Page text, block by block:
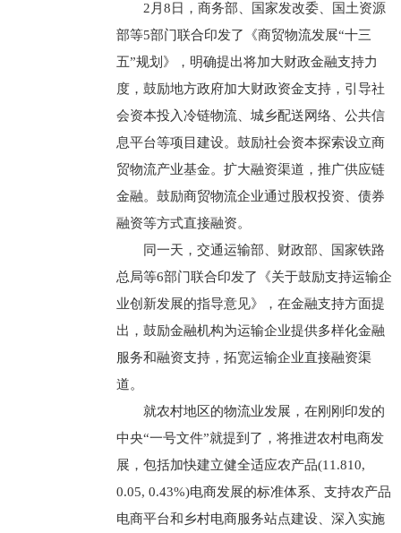
2月8日，商务部、国家发改委、国土资源
部等5部门联合印发了《商贸物流发展“十三
五”规划》，明确提出将加大财政金融支持力
度，鼓励地方政府加大财政资金支持，引导社
会资本投入冷链物流、城乡配送网络、公共信
息平台等项目建设。鼓励社会资本探索设立商
贸物流产业基金。扩大融资渠道，推广供应链
金融。鼓励商贸物流企业通过股权投资、债券
融资等方式直接融资。
同一天，交通运输部、财政部、国家铁路
总局等6部门联合印发了《关于鼓励支持运输企
业创新发展的指导意见》，在金融支持方面提
出，鼓励金融机构为运输企业提供多样化金融
服务和融资支持，拓宽运输企业直接融资渠
道。
就农村地区的物流业发展，在刚刚印发的
中央“一号文件”就提到了，将推进农村电商发
展，包括加快建立健全适应农产品(11.810,
0.05, 0.43%)电商发展的标准体系、支持农产品
电商平台和乡村电商服务站点建设、深入实施